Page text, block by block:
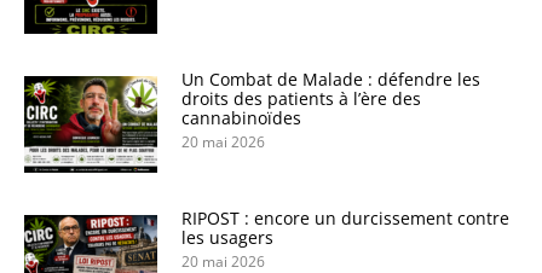
Un Combat de Malade : défendre les
droits des patients à l’ère des
cannabinoïdes
20 mai 2026
RIPOST : encore un durcissement contre
les usagers
20 mai 2026